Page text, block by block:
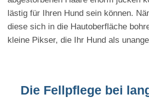
lästig für Ihren Hund sein können.
diese sich in die Hautoberfläche
kleine Pikser, die Ihr Hund als
Die Fellpflege bei